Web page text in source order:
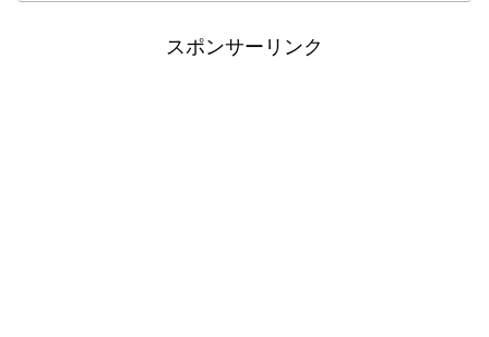
スポンサーリンク